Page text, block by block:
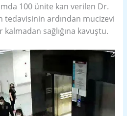
100 ünite kan verilen Dr.
tedavisinin ardından mucizevi
sağlığına kavuştu.